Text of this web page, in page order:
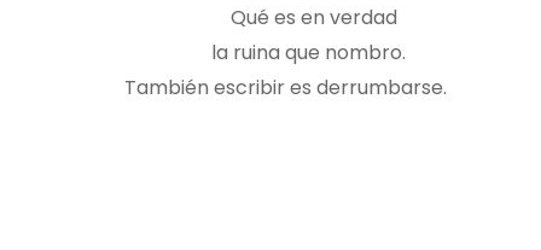
Qué es en verdad
la ruina que nombro.
También escribir es derrumbarse.